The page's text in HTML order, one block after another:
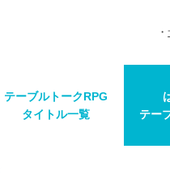
テーブルトークRPG
タイトル一覧
テー